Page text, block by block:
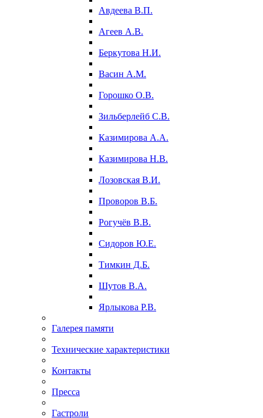
Авдеева В.П.
Агеев А.В.
Беркутова Н.И.
Васин А.М.
Горошко О.В.
Зильберлейб С.В.
Казимирова А.А.
Казимирова Н.В.
Лозовская В.И.
Проворов В.Б.
Рогучёв В.В.
Сидоров Ю.Е.
Тимкин Д.Б.
Шутов В.А.
Ярлыкова Р.В.
Галерея памяти
Технические характеристики
Контакты
Пресса
Гастроли